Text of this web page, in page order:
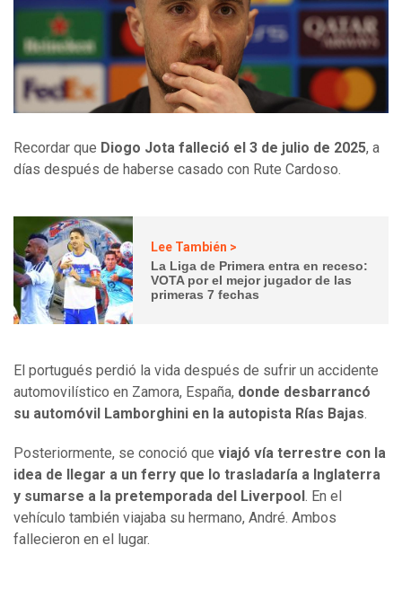
Recordar que Diogo Jota falleció el 3 de julio de 2025, a
días después de haberse casado con Rute Cardoso.
Lee También >
La Liga de Primera entra en receso:
VOTA por el mejor jugador de las
primeras 7 fechas
El portugués perdió la vida después de sufrir un accidente
automovilístico en Zamora, España, donde desbarrancó
su automóvil Lamborghini en la autopista Rías Bajas.
Posteriormente, se conoció que viajó vía terrestre con la
idea de llegar a un ferry que lo trasladaría a Inglaterra
y sumarse a la pretemporada del Liverpool . En el
vehículo también viajaba su hermano, André. Ambos
fallecieron en el lugar.